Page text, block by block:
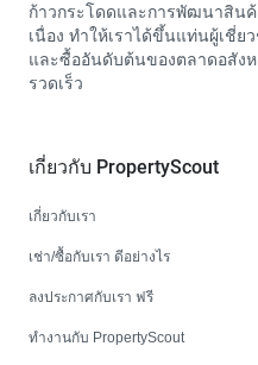
ก้าวกระโดดและการพัฒนาสิน
เนื่อง ทำให้เราได้ขึ้นแท่นผู้เชี่
และซื้ออันดับต้นของตลาดอสังห
รวดเร็ว
เกี่ยวกับ PropertyScout
เกี่ยวกับเรา
เช่า/ซื้อกับเรา ดีอย่างไร
ลงประกาศกับเรา ฟรี
ทำงานกับ PropertyScout